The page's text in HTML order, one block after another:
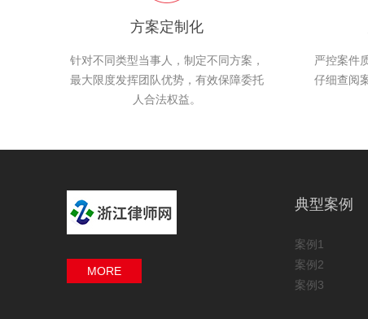
方案定制化
针对不同类型当事人，制定不同方案，
最大限度发挥团队优势，有效保障委托
人合法权益。
严控案件
仔细查阅
MORE
典型案例
案例1
案例2
案例3